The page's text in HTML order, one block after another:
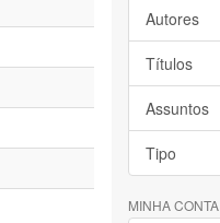
Autores
Títulos
Assuntos
Tipo
MINHA CONTA